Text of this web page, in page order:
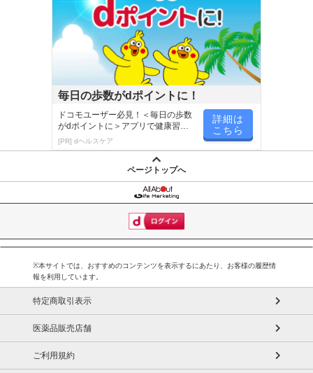
毎日の歩数がdポイントに！
ドコモユーザー必見！＜毎日の歩数
がdポイントに＞アプリで健康習慣
が楽しく続く
[PR] dヘルスケア
詳細は
こちら
ページトップへ
※本サイトでは、おすすめのコンテンツを表示するにあたり、お客様の履歴情
報を利用しています。
特定商取引表示
医薬品販売店舗
ご利用規約